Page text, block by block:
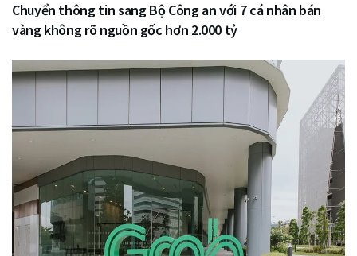
Chuyển thông tin sang Bộ Công an với 7 cá nhân bán
vàng không rõ nguồn gốc hơn 2.000 tỷ